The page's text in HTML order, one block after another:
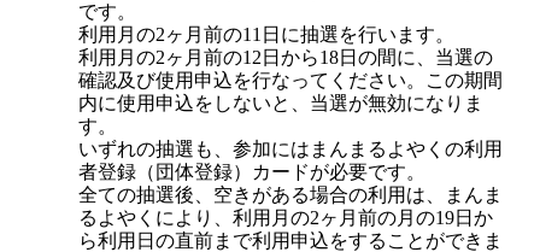
です。
利用月の2ヶ月前の11日に抽選を行います。
利用月の2ヶ月前の12日から18日の間に、当選の
確認及び使用申込を行なってください。この期間
内に使用申込をしないと、当選が無効になりま
す。
いずれの抽選も、参加にはまんまるよやくの利用
者登録（団体登録）カードが必要です。
全ての抽選後、空きがある場合の利用は、まんま
るよやくにより、利用月の2ヶ月前の月の19日か
ら利用日の直前まで利用申込をすることができま